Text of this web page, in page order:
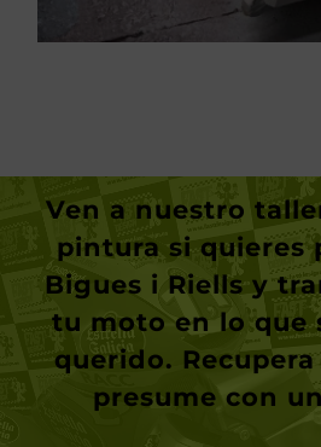
Ven a nuestro
pintura si quieres
Bigues i Riells y
tu moto en lo que
querido.
presume con